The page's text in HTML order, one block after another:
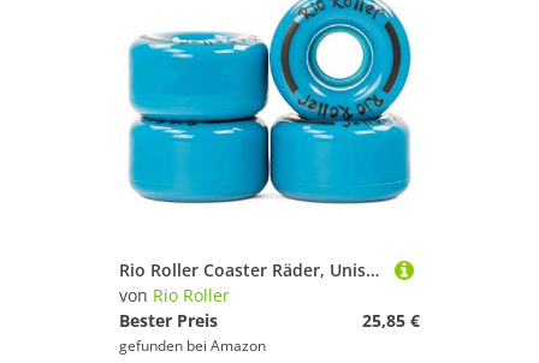
Rio Roller Coaster Räder, Unisex, Erwachsene S blau
von Rio Roller
Bester Preis
25,85 €
gefunden bei Amazon